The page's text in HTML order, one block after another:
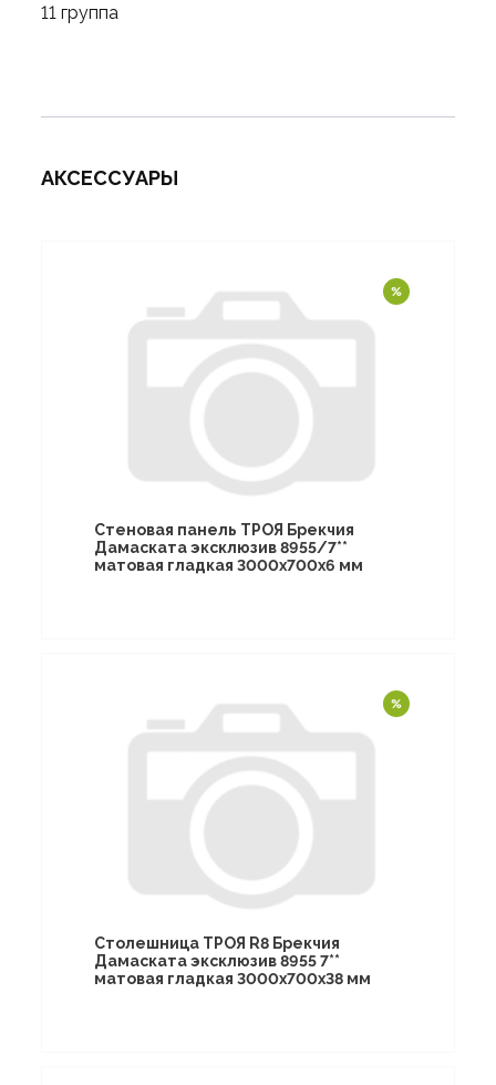
11 группа
АКСЕССУАРЫ
Стеновая панель ТРОЯ Брекчия
Дамаската эксклюзив 8955/7**
матовая гладкая 3000х700х6 мм
Столешница ТРОЯ R8 Брекчия
Дамаската эксклюзив 8955 7**
матовая гладкая 3000х700х38 мм